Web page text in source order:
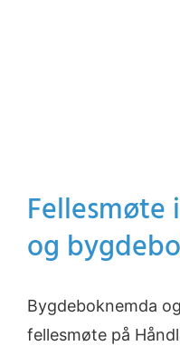
og
Bygdeboknemda
fellesmøte på